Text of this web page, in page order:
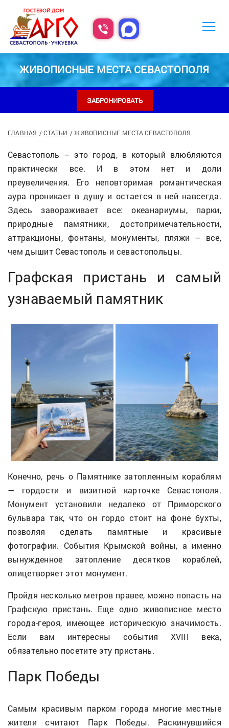
ЖИВОПИСНЫЕ МЕСТА СЕВАСТОПОЛЯ
ЗАБРОНИРОВАТЬ
ГЛАВНАЯ СТАТЬИ ЖИВОПИСНЫЕ МЕСТА СЕВАСТОПОЛЯ
Севастополь – это город, в который влюбляются
практически все. И в этом нет и доли
преувеличения. Его неповторимая романтическая
аура проникает в душу и остается в ней навсегда.
Здесь завораживает все: океанариумы, парки,
природные памятники, достопримечательности,
аттракционы, фонтаны, монументы, пляжи – все,
чем дышит Севастополь и севастопольцы.
Графская пристань и самый
узнаваемый памятник
Конечно, речь о Памятнике затопленным кораблям
— гордости и визитной карточке Севастополя.
Монумент установили недалеко от Приморского
бульвара так, что он гордо стоит на фоне бухты,
позволяя сделать памятные и красивые
фотографии. События Крымской войны, а именно
вынужденное затопление десятков кораблей,
олицетворяет этот монумент.
Пройдя несколько метров правее, можно попасть на
Графскую пристань. Еще одно живописное место
города-героя, имеющее историческую значимость.
Если вам интересны события XVIII века,
обязательно посетите эту пристань.
Парк Победы
Самым красивым парком города многие местные
жители считают Парк Победы. Раскинувшийся